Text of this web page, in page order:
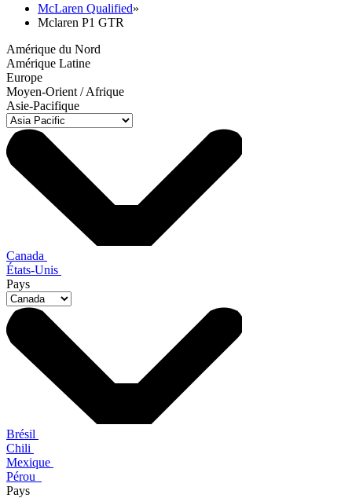
McLaren Qualified»
Mclaren P1 GTR
Amérique du Nord
Amérique Latine
Europe
Moyen-Orient / Afrique
Asie-Pacifique
Canada
États-Unis
Pays
Brésil
Chili
Mexique
Pérou
Pays